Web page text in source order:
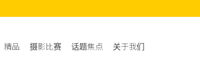
精品 摄影比赛 话题焦点 关于我们